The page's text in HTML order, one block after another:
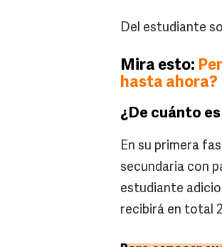
Del estudiante
Mira esto:
hasta ahora?
¿De cuánto
En su primera
secundaria con
estudiante
recibirá en total